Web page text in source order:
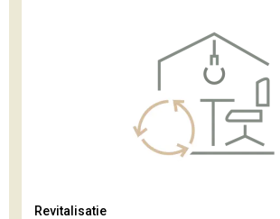
Revitalisatie